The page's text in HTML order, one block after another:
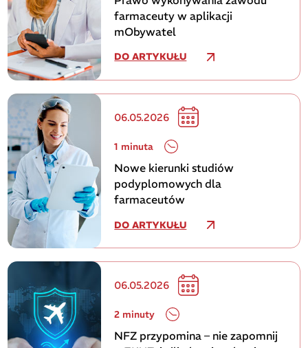
farmaceuty w aplikacji
mObywatel
DO ARTYKUŁU
06.05.2026
1 minuta
Nowe kierunki studiów
podyplomowych dla
farmaceutów
DO ARTYKUŁU
06.05.2026
2 minuty
NFZ przypomina – nie zapomnij